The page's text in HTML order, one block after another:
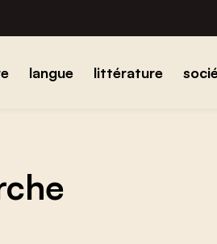
langue littérature